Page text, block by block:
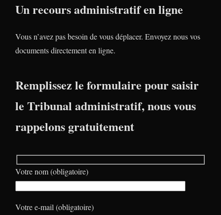
Un recours administratif en ligne
Vous n’avez pas besoin de vous déplacer. Envoyez nous vos
documents directement en ligne.
Remplissez le formulaire pour saisir
le Tribunal administratif, nous vous
rappelons gratuitement
Votre nom (obligatoire)
Votre e-mail (obligatoire)